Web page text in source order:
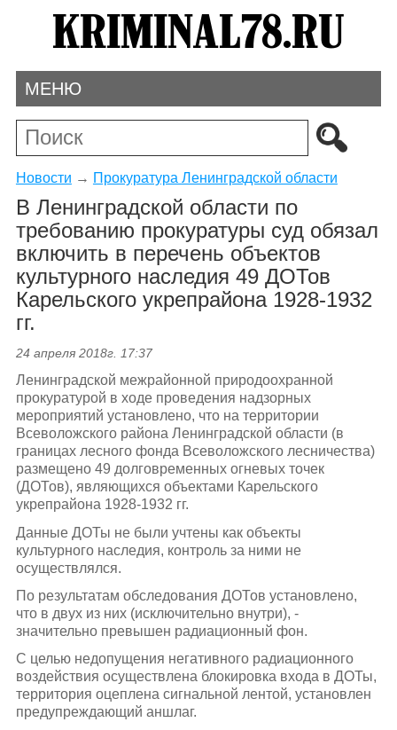
МЕНЮ
Новости → Прокуратура Ленинградской области
В Ленинградской области по
требованию прокуратуры суд обязал
включить в перечень объектов
культурного наследия 49 ДОТов
Карельского укрепрайона 1928-1932
гг.
24 апреля 2018г. 17:37
Ленинградской межрайонной природоохранной
прокуратурой в ходе проведения надзорных
мероприятий установлено, что на территории
Всеволожского района Ленинградской области (в
границах лесного фонда Всеволожского лесничества)
размещено 49 долговременных огневых точек
(ДОТов), являющихся объектами Карельского
укрепрайона 1928-1932 гг.
Данные ДОТы не были учтены как объекты
культурного наследия, контроль за ними не
осуществлялся.
По результатам обследования ДОТов установлено,
что в двух из них (исключительно внутри), -
значительно превышен радиационный фон.
С целью недопущения негативного радиационного
воздействия осуществлена блокировка входа в ДОТы,
территория оцеплена сигнальной лентой, установлен
предупреждающий аншлаг.